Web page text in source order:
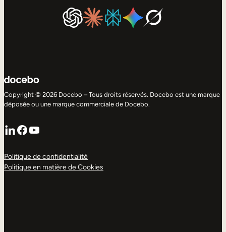
Copyright © 2026 Docebo – Tous droits réservés. Docebo est une marque
déposée ou une marque commerciale de Docebo.
LinkedIn
Facebook
YouTube
Politique de confidentialité
Politique en matière de Cookies